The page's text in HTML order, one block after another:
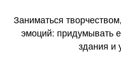
Заниматься
эмоций: придумывать
здания и